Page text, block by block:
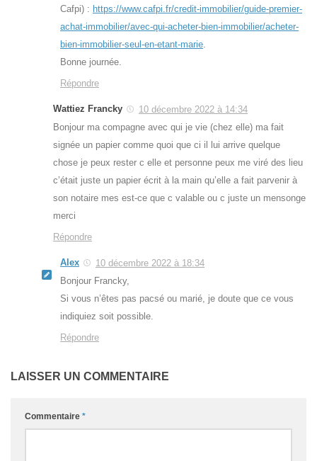
Cafpi) : https://www.cafpi.fr/credit-immobilier/guide-premier-
achat-immobilier/avec-qui-acheter-bien-immobilier/acheter-
bien-immobilier-seul-en-etant-marie
Bonne journée.
Répondre
Wattiez Francky
10 décembre 2022 à 14:34
Bonjour ma compagne avec qui je vie (chez elle) ma fait
signée un papier comme quoi que ci il lui arrive quelque
chose je peux rester c elle et personne peux me viré des lieu
c’était juste un papier écrit à la main qu’elle a fait parvenir à
son notaire mes est-ce que c valable ou c juste un mensonge
merci
Répondre
Alex
10 décembre 2022 à 18:34
Bonjour Francky,
Si vous n’êtes pas pacsé ou marié, je doute que ce vous
indiquiez soit possible.
Répondre
LAISSER UN COMMENTAIRE
Commentaire *